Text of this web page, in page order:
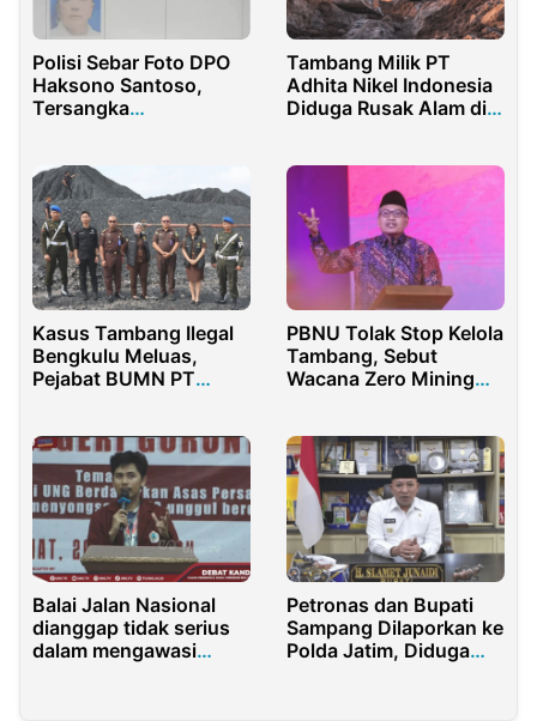
Polisi Sebar Foto DPO
Haksono Santoso,
Tersangka
Negeri
Tambang Milik PT
Adhita Nikel Indonesia
Diduga Rusak Alam di
Kasus Tambang Ilegal
Bengkulu Meluas,
Pejabat BUMN PT
PBNU Tolak Stop Kelola
Tambang, Sebut
Wacana Zero Mining
Balai Jalan Nasional
dianggap tidak serius
dalam mengawasi
Petronas dan Bupati
Sampang Dilaporkan ke
Polda Jatim, Diduga